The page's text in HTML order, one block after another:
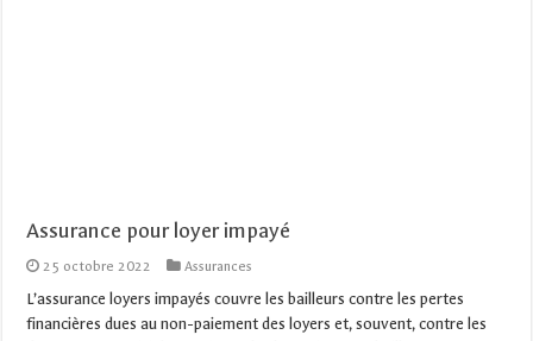
Assurance pour loyer impayé
25 octobre 2022 Assurances
L’assurance loyers impayés couvre les bailleurs contre les pertes
financières dues au non-paiement des loyers et, souvent, contre les